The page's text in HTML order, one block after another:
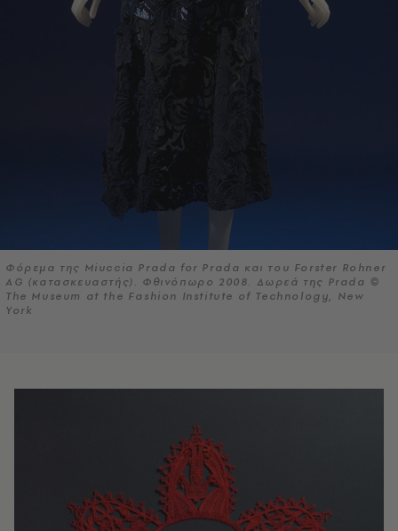
Φόρεμα της Miuccia Prada for Prada και του Forster Rohner
AG (κατασκευαστής). Φθινόπωρο 2008. Δωρεά της Prada ©
The Museum at the Fashion Institute of Technology, New
York